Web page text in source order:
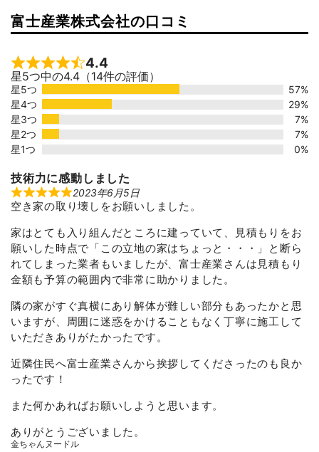
富士産業株式会社の口コミ
Rated 4.4 out of 5
4.4
星5つ中の4.4（14件の評価）
星5つ
57%
星4つ
29%
星3つ
7%
星2つ
7%
星1つ
0%
技術力に感動しました
R
a
d
5
o
u
t
o
5
2023年6月5日
空き家の取り壊しをお願いしました。
家はとても入り組んだところに建っていて、見積もりをお
願いした時点で「この立地の家はちょっと・・・」と断ら
れてしまった業者もいましたが、富士産業さんは見積もり
金額も予算の範囲内で非常に助かりました。
隣の家がすぐ真横にあり解体が難しい部分もあったかと思
いますが、周囲に迷惑をかけることもなく丁寧に施工して
いただきありがたかったです。
近隣住民へ富士産業さんから挨拶してくださったのも良か
ったです！
また何かあればお願いしようと思います。
ありがとうございました。
金ちゃんヌードル